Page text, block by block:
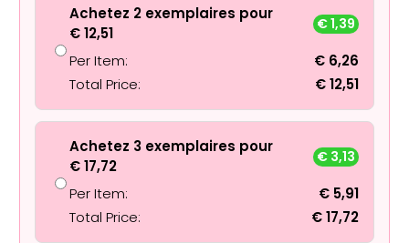
Achetez 2 exemplaires pour
€12,51
€1,39
Per Item: € 6,26
Total Price:
€12,51
Achetez 3 exemplaires pour
€17,72
€ 3,13
Per Item: € 5,91
Total Price:
€17,72